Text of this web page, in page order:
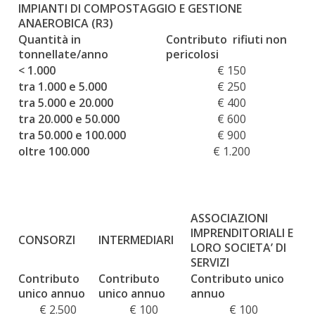
IMPIANTI DI COMPOSTAGGIO E GESTIONE
ANAEROBICA (R3)
Quantità in
tonnellate/anno
Contributo rifiuti non
pericolosi
< 1.000
€ 150
tra 1.000 e 5.000
€ 250
tra 5.000 e 20.000
€ 400
tra 20.000 e 50.000
€ 600
tra 50.000 e 100.000
€ 900
oltre 100.000
€ 1.200
CONSORZI INTERMEDIARI
ASSOCIAZIONI
IMPRENDITORIALI E
LORO SOCIETA’ DI
SERVIZI
Contributo
unico annuo
Contributo
unico annuo
Contributo unico
annuo
€ 2.500
€ 100 € 100